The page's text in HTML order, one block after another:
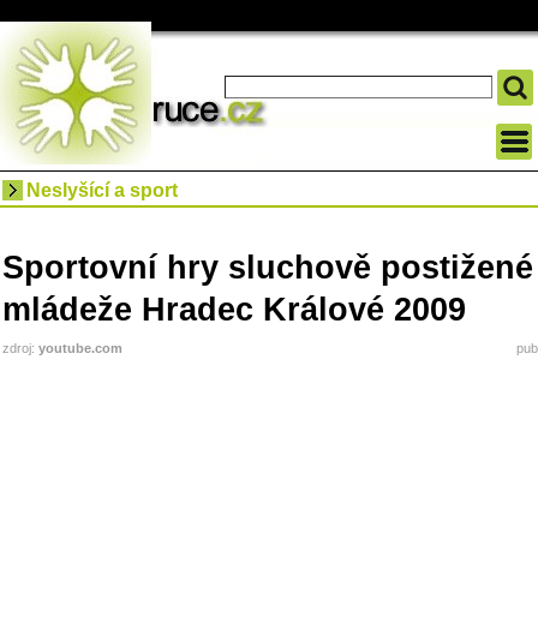
Neslyšící a sport
Sportovní hry sluchově postižené
mládeže Hradec Králové 2009
zdroj: youtube.com